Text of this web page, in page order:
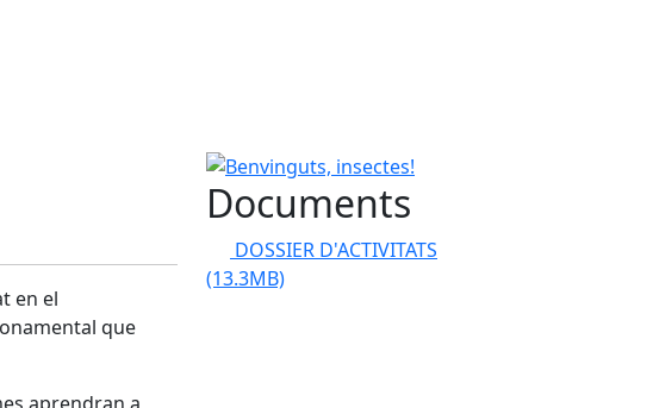
en el
que
Benvinguts, insectes!
Documents
DOSSIER D'ACTIVITATS
(13.3MB)